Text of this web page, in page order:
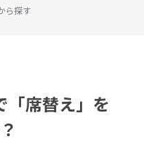
ら探す
「席替え」を